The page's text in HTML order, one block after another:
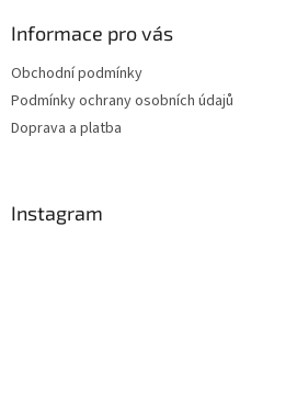
Informace pro vás
Obchodní podmínky
Podmínky ochrany osobních údajů
Doprava a platba
Instagram